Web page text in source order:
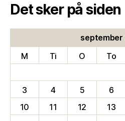
Det sker på siden
september
M
Ti O To
3
4 5 6
10
11 12 13